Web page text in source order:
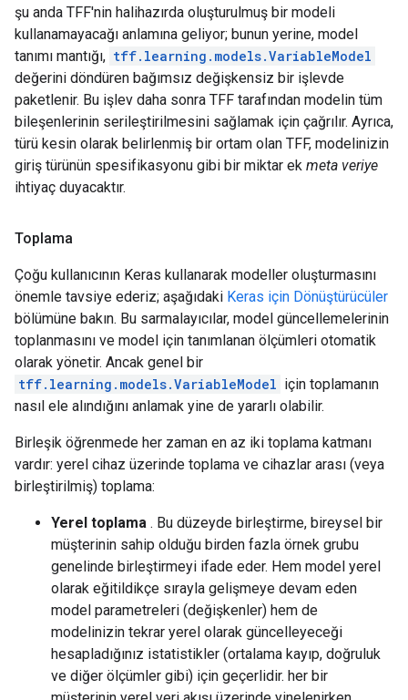
şu anda TFF'nin halihazırda oluşturulmuş bir modeli
kullanamayacağı anlamına geliyor; bunun yerine, model
tanımı mantığı, tff.learning.models.VariableModel
değerini döndüren bağımsız değişkensiz bir işlevde
paketlenir. Bu işlev daha sonra TFF tarafından modelin tüm
bileşenlerinin serileştirilmesini sağlamak için çağrılır. Ayrıca,
türü kesin olarak belirlenmiş bir ortam olan TFF, modelinizin
giriş türünün spesifikasyonu gibi bir miktar ek meta veriye
ihtiyaç duyacaktır.
Toplama
Çoğu kullanıcının Keras kullanarak modeller oluşturmasını
önemle tavsiye ederiz; aşağıdaki Keras için Dönüştürücüler
bölümüne bakın. Bu sarmalayıcılar, model güncellemelerinin
toplanmasını ve model için tanımlanan ölçümleri otomatik
olarak yönetir. Ancak genel bir
tff.learning.models.VariableModel için toplamanın
nasıl ele alındığını anlamak yine de yararlı olabilir.
Birleşik öğrenmede her zaman en az iki toplama katmanı
vardır: yerel cihaz üzerinde toplama ve cihazlar arası (veya
birleştirilmiş) toplama:
Yerel toplama . Bu düzeyde birleştirme, bireysel bir
müşterinin sahip olduğu birden fazla örnek grubu
genelinde birleştirmeyi ifade eder. Hem model yerel
olarak eğitildikçe sırayla gelişmeye devam eden
model parametreleri (değişkenler) hem de
modelinizin tekrar yerel olarak güncelleyeceği
hesapladığınız istatistikler (ortalama kayıp, doğruluk
ve diğer ölçümler gibi) için geçerlidir. her bir